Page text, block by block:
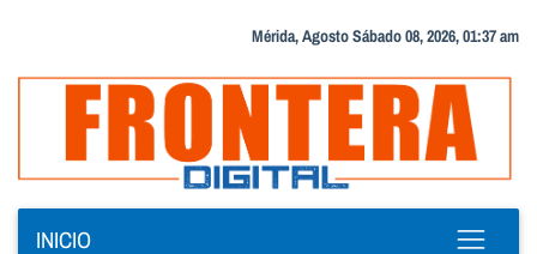
Mérida, Agosto Sábado 08, 2026, 01:37 am
INICIO